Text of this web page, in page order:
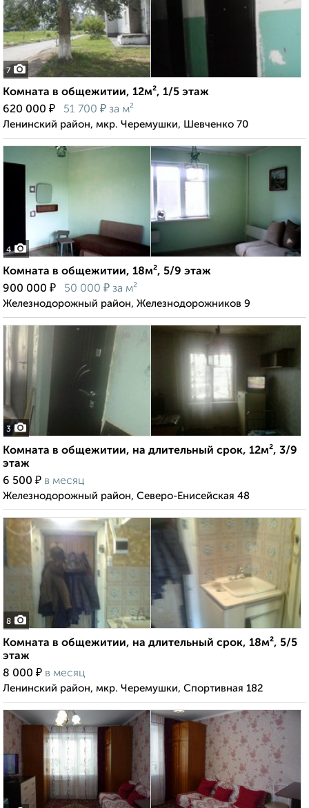
7
Комната в общежитии, 12м², 1/5 этаж
620 000 ₽ 51 700 ₽ за м²
Ленинский район, мкр. Черемушки, Шевченко 70
4
Комната в общежитии, 18м², 5/9 этаж
900 000 ₽ 50 000 ₽ за м²
Железнодорожный район, Железнодорожников 9
3
Комната в общежитии, на длительный срок, 12м², 3/9
этаж
6 500 ₽ в месяц
Железнодорожный район, Северо-Енисейская 48
8
Комната в общежитии, на длительный срок, 18м², 5/5
этаж
8 000 ₽ в месяц
Ленинский район, мкр. Черемушки, Спортивная 182